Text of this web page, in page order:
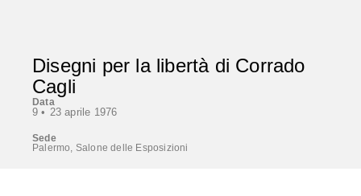
Disegni per la libertà di Corrado
Cagli
Data
9 • 23 aprile 1976
Sede
Palermo, Salone delle Esposizioni